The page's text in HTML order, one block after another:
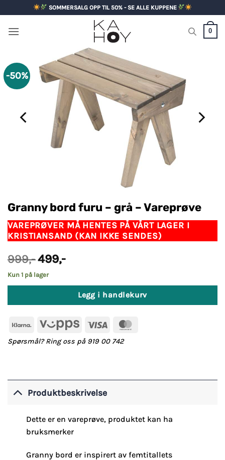
to
content
SOMMERSALG OPP TIL 50% - SE ALLE KUPPENE
0
-50%
Granny bord furu – grå – Vareprøve
VAREPRØVER MÅ HENTES PÅ VÅRT LAGER I
KRISTIANSAND (KAN IKKE SENDES)
999,- Opprinnelig
pris
var:
999,-.
499,-
Kun 1 på lager
Legg i handlekurv
Klarna Vipps Visa
Spørsmål? Ring oss på 919 00 742
Produktbeskrivelse
Dette er en vareprøve, produktet kan ha
bruksmerker
Granny bord er inspirert av femtitallets